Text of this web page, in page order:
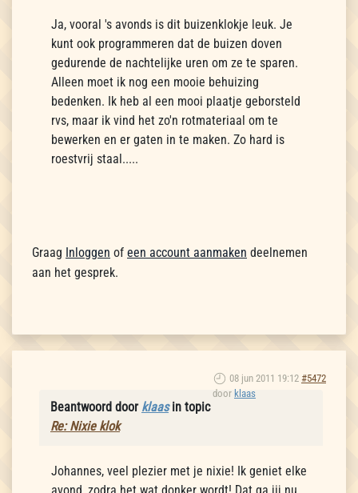
Ja, vooral 's avonds is dit buizenklokje leuk. Je
kunt ook programmeren dat de buizen doven
gedurende de nachtelijke uren om ze te sparen.
Alleen moet ik nog een mooie behuizing
bedenken. Ik heb al een mooi plaatje geborsteld
rvs, maar ik vind het zo'n rotmateriaal om te
bewerken en er gaten in te maken. Zo hard is
roestvrij staal.....
Graag Inloggen of een account aanmaken deelnemen
aan het gesprek.
08 jun 2011 19:12 #5472
door klaas
Beantwoord door klaasin topic
Re: Nixie klok
Johannes, veel plezier met je nixie! Ik geniet elke